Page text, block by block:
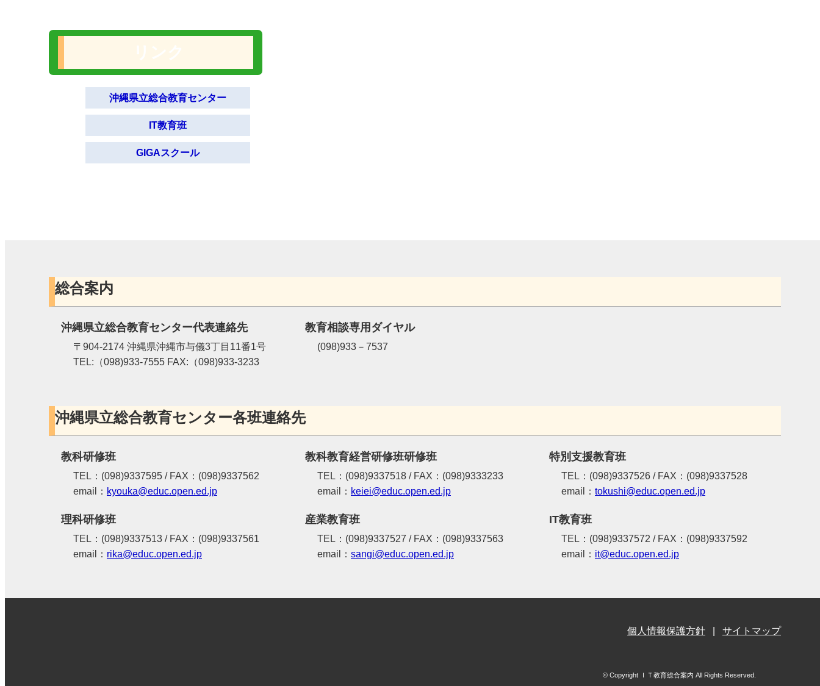
沖縄県立総合教育センター
IT教育班
GIGAスクール
総合案内
沖縄県立総合教育センター代表連絡先
〒904-2174 沖縄県沖縄市与儀3丁目11番1号
TEL:（098)933-7555 FAX:（098)933-3233
教育相談専用ダイヤル
(098)933－7537
沖縄県立総合教育センター各班連絡先
教科研修班
TEL：(098)9337595 / FAX：(098)9337562
email： kyouka@educ.open.ed.jp
教科教育経営研修班研修班
TEL：(098)9337518 / FAX：(098)9333233
email： keiei@educ.open.ed.jp
特別支援教育班
TEL：(098)9337526 / FAX：(098)9337528
email： tokushi@educ.open.ed.jp
理科研修班
TEL：(098)9337513 / FAX：(098)9337561
email： rika@educ.open.ed.jp
産業教育班
TEL：(098)9337527 / FAX：(098)9337563
email： sangi@educ.open.ed.jp
IT教育班
TEL：(098)9337572 / FAX：(098)9337592
email： it@educ.open.ed.jp
個人情報保護方針 サイトマップ
© Copyright ＩＴ教育総合案内 All Rights Reserved.